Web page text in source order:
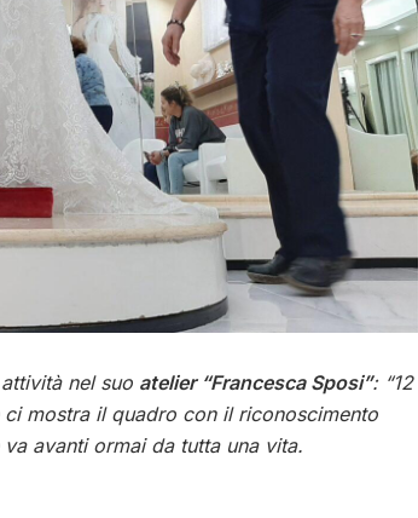
nel suo atelier “Francesca Sposi”: “12
mostra il quadro con il riconoscimento
avanti ormai da tutta una vita.